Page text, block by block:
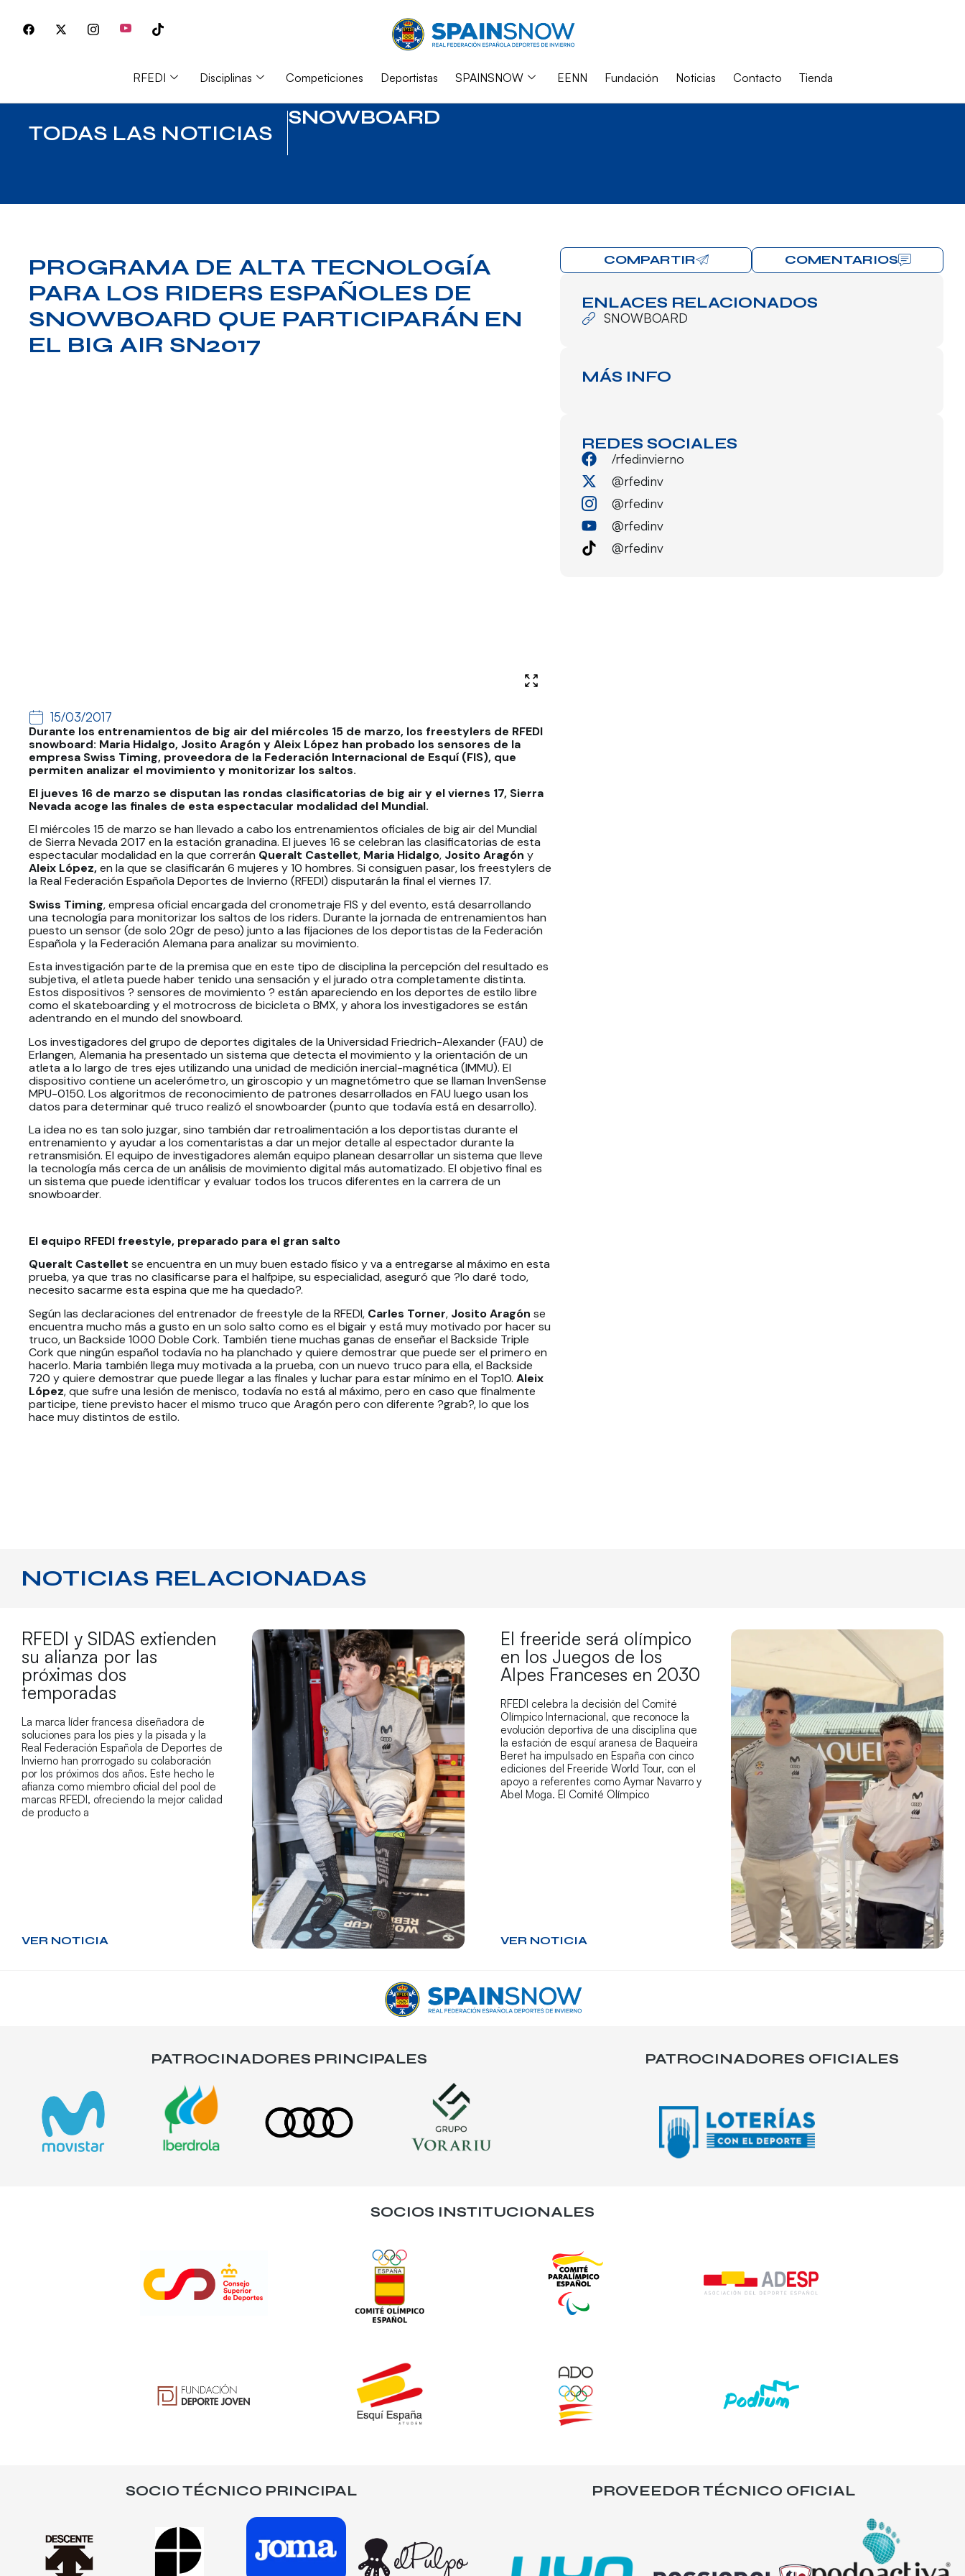
RFEDI Disciplinas Competiciones Deportistas SPAINSNOW EENN Fundación Noticias Contacto Tienda
TODAS LAS NOTICIAS
SNOWBOARD
PROGRAMA DE ALTA TECNOLOGÍA
PARA LOS RIDERS ESPAÑOLES DE
SNOWBOARD QUE PARTICIPARÁN EN
EL BIG AIR SN2017
15/03/2017
Durante los entrenamientos de big air del miércoles 15 de marzo, los freestylers de RFEDI
snowboard: Maria Hidalgo, Josito Aragón y Aleix López han probado los sensores de la
empresa Swiss Timing, proveedora de la Federación Internacional de Esquí (FIS), que
permiten analizar el movimiento y monitorizar los saltos.
El jueves 16 de marzo se disputan las rondas clasificatorias de big air y el viernes 17, Sierra
Nevada acoge las finales de esta espectacular modalidad del Mundial.
El miércoles 15 de marzo se han llevado a cabo los entrenamientos oficiales de big air del Mundial
de Sierra Nevada 2017 en la estación granadina. El jueves 16 se celebran las clasificatorias de esta
espectacular modalidad en la que correrán Queralt Castellet, Maria Hidalgo, Josito Aragón y
Aleix López,en la que se clasificarán 6 mujeres y 10 hombres. Si consiguen pasar, los freestylers de
la Real Federación Española Deportes de Invierno (RFEDI) disputarán la final el viernes 17.
Swiss Timing, empresa oficial encargada del cronometraje FIS y del evento, está desarrollando
una tecnología para monitorizar los saltos de los riders. Durante la jornada de entrenamientos han
puesto un sensor (de solo 20gr de peso) junto a las fijaciones de los deportistas de la Federación
Española y la Federación Alemana para analizar su movimiento.
Esta investigación parte de la premisa que en este tipo de disciplina la percepción del resultado es
subjetiva, el atleta puede haber tenido una sensación y el jurado otra completamente distinta.
Estos dispositivos ? sensores de movimiento ? están apareciendo en los deportes de estilo libre
como el skateboarding y el motrocross de bicicleta o BMX, y ahora los investigadores se están
adentrando en el mundo del snowboard.
Los investigadores del grupo de deportes digitales de la Universidad Friedrich-Alexander (FAU) de
Erlangen, Alemania ha presentado un sistema que detecta el movimiento y la orientación de un
atleta a lo largo de tres ejes utilizando una unidad de medición inercial-magnética (IMMU). El
dispositivo contiene un acelerómetro, un giroscopio y un magnetómetro que se llaman InvenSense
MPU-0150. Los algoritmos de reconocimiento de patrones desarrollados en FAU luego usan los
datos para determinar qué truco realizó el snowboarder (punto que todavía está en desarrollo).
La idea no es tan solo juzgar, sino también dar retroalimentación a los deportistas durante el
entrenamiento y ayudar a los comentaristas a dar un mejor detalle al espectador durante la
retransmisión. El equipo de investigadores alemán equipo planean desarrollar un sistema que lleve
la tecnología más cerca de un análisis de movimiento digital más automatizado. El objetivo final es
un sistema que puede identificar y evaluar todos los trucos diferentes en la carrera de un
snowboarder.
El equipo RFEDI freestyle, preparado para el gran salto
Queralt Castellet se encuentra en un muy buen estado físico y va a entregarse al máximo en esta
prueba, ya que tras no clasificarse para el halfpipe, su especialidad, aseguró que ?lo daré todo,
necesito sacarme esta espina que me ha quedado?.
Según las declaraciones del entrenador de freestyle de la RFEDI, Carles Torner, Josito Aragón se
encuentra mucho más a gusto en un solo salto como es el bigair y está muy motivado por hacer su
truco, un Backside 1000 Doble Cork. También tiene muchas ganas de enseñar el Backside Triple
Cork que ningún español todavía no ha planchado y quiere demostrar que puede ser el primero en
hacerlo. Maria también llega muy motivada a la prueba, con un nuevo truco para ella, el Backside
720 y quiere demostrar que puede llegar a las finales y luchar para estar mínimo en el Top10. Aleix
López, que sufre una lesión de menisco, todavía no está al máximo, pero en caso que finalmente
participe, tiene previsto hacer el mismo truco que Aragón pero con diferente ?grab?, lo que los
hace muy distintos de estilo.
COMPARTIR COMENTARIOS
ENLACES RELACIONADOS
SNOWBOARD
MÁS INFO
REDES SOCIALES
/rfedinvierno
@rfedinv
@rfedinv
@rfedinv
@rfedinv
NOTICIAS RELACIONADAS
RFEDI y SIDAS extienden
su alianza por las
próximas dos
temporadas
La marca líder francesa diseñadora de
soluciones para los pies y la pisada y la
Real Federación Española de Deportes de
Invierno han prorrogado su colaboración
por los próximos dos años. Este hecho le
afianza como miembro oficial del pool de
marcas RFEDI, ofreciendo la mejor calidad
de producto a
VER NOTICIA
El freeride será olímpico
en los Juegos de los
Alpes Franceses en 2030
RFEDI celebra la decisión del Comité
Olímpico Internacional, que reconoce la
evolución deportiva de una disciplina que
la estación de esquí aranesa de Baqueira
Beret ha impulsado en España con cinco
ediciones del Freeride World Tour, con el
apoyo a referentes como Aymar Navarro y
Abel Moga. El Comité Olímpico
VER NOTICIA
PATROCINADORES PRINCIPALES PATROCINADORES OFICIALES
SOCIOS INSTITUCIONALES
SOCIO TÉCNICO PRINCIPAL PROVEEDOR TÉCNICO OFICIAL